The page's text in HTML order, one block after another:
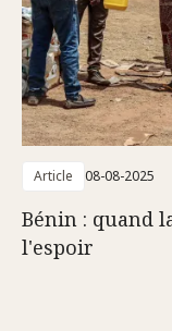
Article 08-08-2025
Bénin : quand
l'espoir